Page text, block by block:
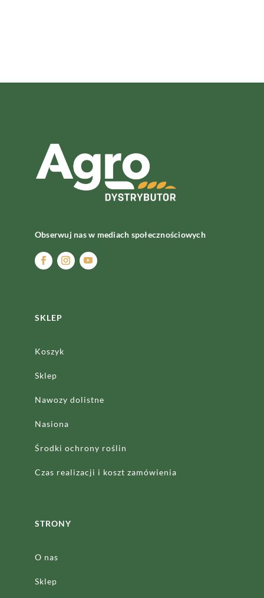
Obserwuj nas w mediach społecznościowych
SKLEP
Koszyk
Sklep
Nawozy dolistne
Nasiona
Środki ochrony roślin
Czas realizacji i koszt zamówienia
STRONY
O nas
Sklep